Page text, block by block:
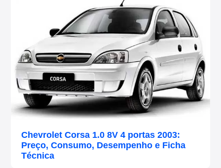
Chevrolet Corsa 1.0 8V 4 portas 2003:
Preço, Consumo, Desempenho e Ficha
Técnica